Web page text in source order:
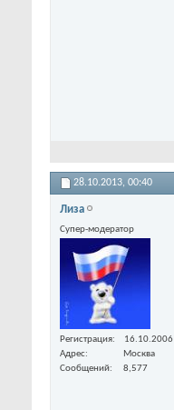
28.10.2013, 00:40
Лиза
Супер-модератор
Регистрация
16.10.2006
Адрес
Москва
Сообщений
8,577